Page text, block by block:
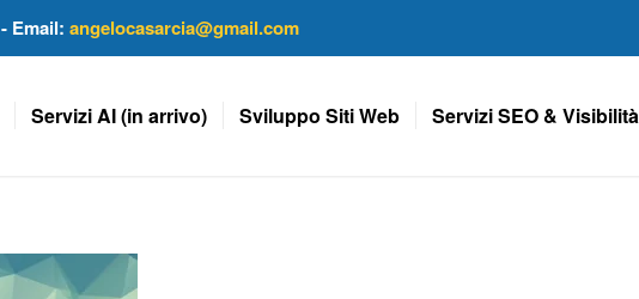
- Email: angelocasarcia@gmail.com
Servizi AI (in arrivo) Sviluppo Siti Web Servizi SEO & Visibilità